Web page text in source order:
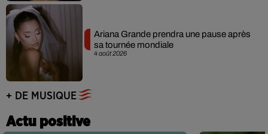
4 août 2026
Ariana Grande prendra une pause après
sa tournée mondiale
+ DE MUSIQUE
Actu positive